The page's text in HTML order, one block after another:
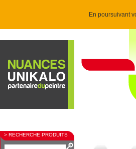
En poursuivant
> RECHERCHE PRODUITS